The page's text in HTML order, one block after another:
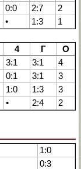
0:0 2:7
2
• 1:3 1
4 Г
О
3:1 3:1
4
0:1 3:1
3
1:0 1:3
3
• 2:4 2
1:0
0:3